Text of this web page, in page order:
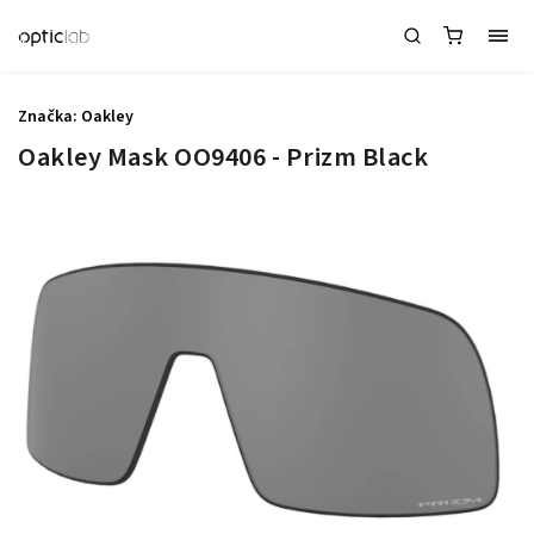
Oakley Mask OO9406 - Prizm Black
Značka: Oakley